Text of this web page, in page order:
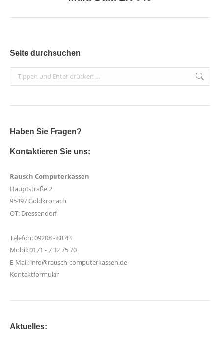
Seite durchsuchen
Search:
Haben Sie Fragen?
Kontaktieren Sie uns:
Rausch Computerkassen
Hauptstraße 2
95497 Goldkronach
OT: Dressendorf
Telefon: 09208 - 88 43
Mobil: 0171 - 7 32 75 70
E-Mail: info@rausch-computerkassen.de
Kontaktformular
Aktuelles: